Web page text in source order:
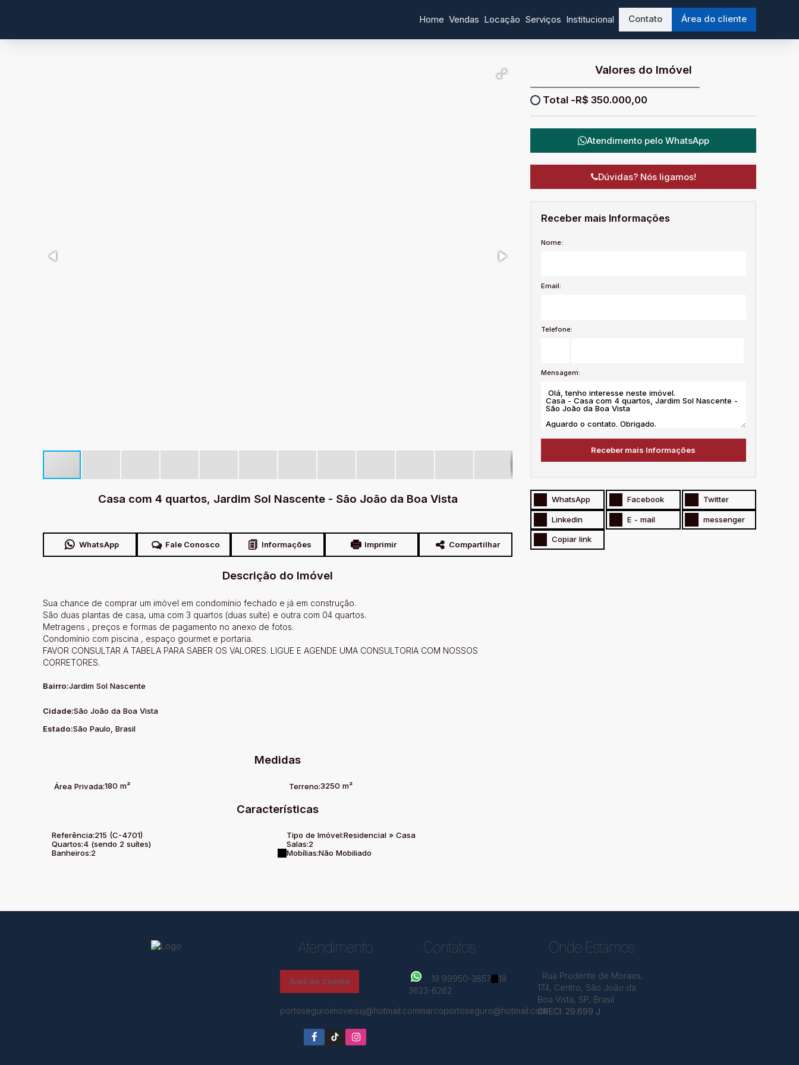
Área do cliente
Contato
Institucional
Serviços
Locação
Vendas
Home
Casa com 4 quartos, Jardim Sol Nascente - São João da Boa Vista
WhatsApp Fale Conosco Informações Imprimir Compartilhar
Descrição do Imóvel
Sua chance de comprar um imóvel em condomínio fechado e já em construção.
São duas plantas de casa, uma com 3 quartos (duas suíte) e outra com 04 quartos.
Metragens , preços e formas de pagamento no anexo de fotos.
Condomínio com piscina , espaço gourmet e portaria.
FAVOR CONSULTAR A TABELA PARA SABER OS VALORES. LIGUE E AGENDE UMA CONSULTORIA COM NOSSOS
CORRETORES.
Bairro:Jardim Sol Nascente
Cidade:São João da Boa Vista
Estado:São Paulo, Brasil
Medidas
Área Privada:180 m² Terreno:3250 m²
Características
Referência:215 (C-4701) Tipo de Imóvel:Residencial » Casa
Quartos:4 (sendo 2 suítes) Salas:2
Banheiros:2 Mobílias:Não Mobiliado
Valores do Imóvel
R$ 350.000,00
Atendimento pelo WhatsApp
Dúvidas? Nós ligamos!
Receber mais Informações
Nome:
Email:
Telefone:
Mensagem:
WhatsApp Facebook Twitter
Linkedin E - mail messenger
Copiar link
Atendimento
Área do Cliente
portoseguroimoveissj@hotmail.commarcoportoseguro@hotmail.com
Contatos
19 99950-3857
19
3623-6262
Onde Estamos
Rua Prudente de Moraes,
174, Centro, São João da
Boa Vista, SP, Brasil
CRECI: 29.699 J